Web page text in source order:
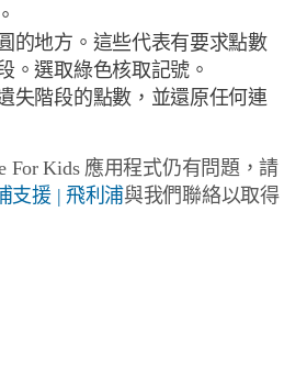
的地方。這些代表有要求點數
。選取綠色核取記號。
失階段的點數，並還原任何連
For Kids 應用程式仍有問題，請
支援 | 飛利浦與我們聯絡以取得